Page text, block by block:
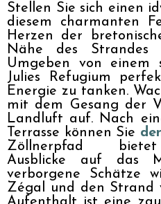
Stellen Sie sich einen
diesem charmanten
Herzen der
Nähe des
Umgeben von einem
Julies Refugium
Energie zu tanken.
mit dem Gesang der
Landluft auf. Nach
Terrasse können Sie
Zöllnerpfad bietet
Ausblicke auf das
verborgene Schätze
Zégal und den Strand